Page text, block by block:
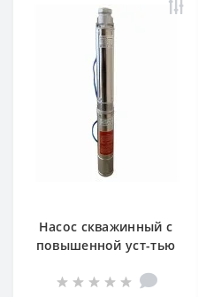
Насос скважинный с
повышенной уст-тью
4QJm4/11 0,75 кВт 81м